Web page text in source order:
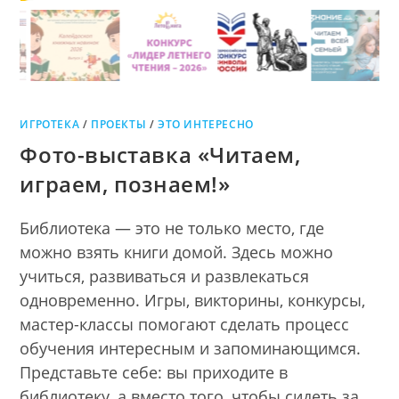
ИГРОТЕКА / ПРОЕКТЫ /ЭТО ИНТЕРЕСНО
Фото-выставка «Читаем,
играем, познаем!»
Библиотека — это не только место, где
можно взять книги домой. Здесь можно
учиться, развиваться и развлекаться
одновременно. Игры, викторины, конкурсы,
мастер-классы помогают сделать процесс
обучения интересным и запоминающимся.
Представьте себе: вы приходите в